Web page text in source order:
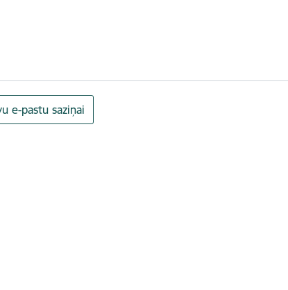
e-pastu saziņai